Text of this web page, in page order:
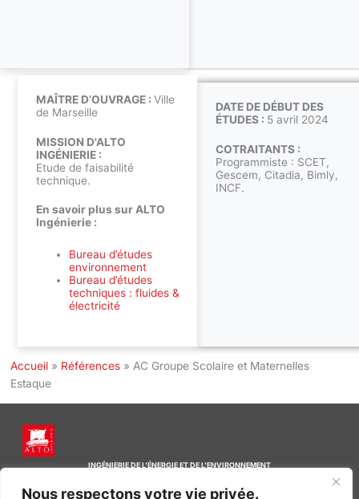
Nous respectons votre vie privée.
DATE DE DÉBUT DES
ÉTUDES : 5 avril 2024
COTRAITANTS :
Programmiste : SCET,
Gescem, Citadia, Bimly,
INCF.
MAÎTRE D’OUVRAGE : Ville
de Marseille
MISSION D'ALTO
INGÉNIERIE :
Etude de faisabilité
technique.
En savoir plus sur ALTO
Ingénierie :
Bureau d’études
environnement
Bureau d’études
techniques : fluides &
électricité
Accueil » Références »AC Groupe Scolaire et Maternelles
Estaque
INGÉNIERIE DE L’ÉNERGIE ET DE L’ENVIRONNEMENT